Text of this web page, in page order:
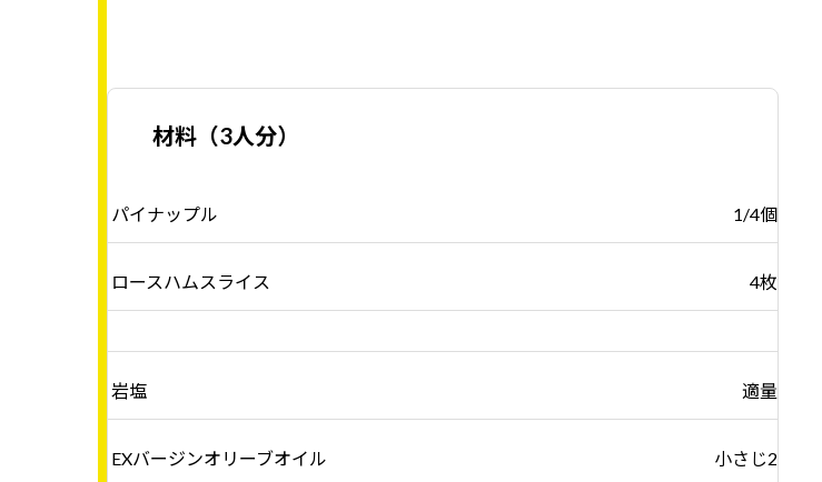
材料（3人分）
パイナップル 1/4個
ロースハムスライス 4枚
岩塩 適量
EXバージンオリーブオイル 小さじ2